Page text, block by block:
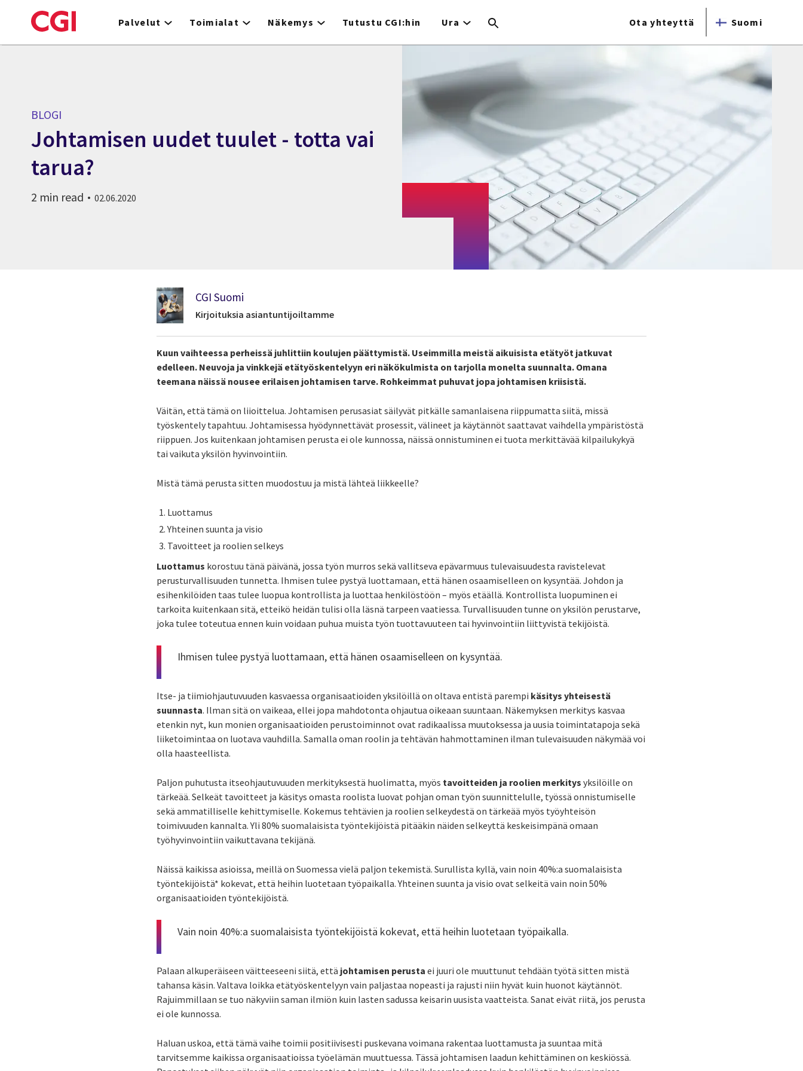
to
Palvelut Toimialat Näkemys Tutustu CGI:hin Ura Ota yhteyttä Suomi
BLOGI
Johtamisen uudet tuulet - totta vai
tarua?
2 min read 02.06.2020
CGI Suomi
Kirjoituksia asiantuntijoiltamme
Kuun vaihteessa perheissä juhlittiin koulujen päättymistä. Useimmilla meistä aikuisista etätyöt jatkuvat
edelleen. Neuvoja ja vinkkejä etätyöskentelyyn eri näkökulmista on tarjolla monelta suunnalta. Omana
teemana näissä nousee erilaisen johtamisen tarve. Rohkeimmat puhuvat jopa johtamisen kriisistä.
Väitän, että tämä on liioittelua. Johtamisen perusasiat säilyvät pitkälle samanlaisena riippumatta siitä, missä
työskentely tapahtuu. Johtamisessa hyödynnettävät prosessit, välineet ja käytännöt saattavat vaihdella ympäristöstä
riippuen. Jos kuitenkaan johtamisen perusta ei ole kunnossa, näissä onnistuminen ei tuota merkittävää kilpailukykyä
tai vaikuta yksilön hyvinvointiin.
Mistä tämä perusta sitten muodostuu ja mistä lähteä liikkeelle?
Luottamus
Yhteinen suunta ja visio
Tavoitteet ja roolien selkeys
Luottamus korostuu tänä päivänä, jossa työn murros sekä vallitseva epävarmuus tulevaisuudesta ravistelevat
perusturvallisuuden tunnetta. Ihmisen tulee pystyä luottamaan, että hänen osaamiselleen on kysyntää. Johdon ja
esihenkilöiden taas tulee luopua kontrollista ja luottaa henkilöstöön – myös etäällä. Kontrollista luopuminen ei
tarkoita kuitenkaan sitä, etteikö heidän tulisi olla läsnä tarpeen vaatiessa. Turvallisuuden tunne on yksilön perustarve,
joka tulee toteutua ennen kuin voidaan puhua muista työn tuottavuuteen tai hyvinvointiin liittyvistä tekijöistä.
Ihmisen tulee pystyä luottamaan, että hänen osaamiselleen on kysyntää.
Itse- ja tiimiohjautuvuuden kasvaessa organisaatioiden yksilöillä on oltava entistä parempi käsitys yhteisestä
suunnasta. Ilman sitä on vaikeaa, ellei jopa mahdotonta ohjautua oikeaan suuntaan. Näkemyksen merkitys kasvaa
etenkin nyt, kun monien organisaatioiden perustoiminnot ovat radikaalissa muutoksessa ja uusia toimintatapoja sekä
liiketoimintaa on luotava vauhdilla. Samalla oman roolin ja tehtävän hahmottaminen ilman tulevaisuuden näkymää voi
olla haasteellista.
Paljon puhutusta itseohjautuvuuden merkityksestä huolimatta, myös tavoitteiden ja roolien merkitys yksilöille on
tärkeää. Selkeät tavoitteet ja käsitys omasta roolista luovat pohjan oman työn suunnittelulle, työssä onnistumiselle
sekä ammatilliselle kehittymiselle. Kokemus tehtävien ja roolien selkeydestä on tärkeää myös työyhteisön
toimivuuden kannalta. Yli 80% suomalaisista työntekijöistä pitääkin näiden selkeyttä keskeisimpänä omaan
työhyvinvointiin vaikuttavana tekijänä.
Näissä kaikissa asioissa, meillä on Suomessa vielä paljon tekemistä. Surullista kyllä, vain noin 40%:a suomalaisista
työntekijöistä* kokevat, että heihin luotetaan työpaikalla. Yhteinen suunta ja visio ovat selkeitä vain noin 50%
organisaatioiden työntekijöistä.
Vain noin 40%:a suomalaisista työntekijöistä kokevat, että heihin luotetaan työpaikalla.
Palaan alkuperäiseen väitteeseeni siitä, että johtamisen perusta ei juuri ole muuttunut tehdään työtä sitten mistä
tahansa käsin. Valtava loikka etätyöskentelyyn vain paljastaa nopeasti ja rajusti niin hyvät kuin huonot käytännöt.
Rajuimmillaan se tuo näkyviin saman ilmiön kuin lasten sadussa keisarin uusista vaatteista. Sanat eivät riitä, jos perusta
ei ole kunnossa.
Haluan uskoa, että tämä vaihe toimii positiivisesti puskevana voimana rakentaa luottamusta ja suuntaa mitä
tarvitsemme kaikissa organisaatioissa työelämän muuttuessa. Tässä johtamisen laadun kehittäminen on keskiössä.